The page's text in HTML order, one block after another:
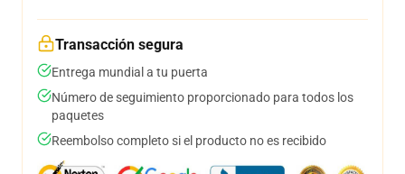
Transacción segura
Entrega mundial a tu puerta
Número de seguimiento proporcionado para todos los
paquetes
Reembolso completo si el producto no es recibido